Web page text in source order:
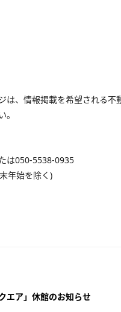
は、情報掲載を希望される
は050-5538-0935
年始を除く)
エア」休館のお知らせ